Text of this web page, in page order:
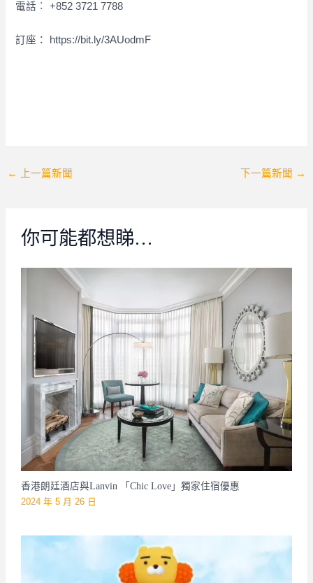
電話︰ +852 3721 7788
訂座： https://bit.ly/3AUodmF
Post
← 上一篇新聞 下一篇新聞 →
你可能都想睇…
香港朗廷酒店與Lanvin 「Chic Love」獨家住宿優惠
2024 年 5 月 26 日